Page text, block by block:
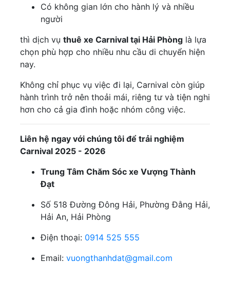
Có không gian lớn cho hành lý và nhiều
người
thì dịch vụ thuê xe Carnival tại Hải Phòng là lựa
chọn phù hợp cho nhiều nhu cầu di chuyển hiện
nay.
Không chỉ phục vụ việc đi lại, Carnival còn giúp
hành trình trở nên thoải mái, riêng tư và tiện nghi
hơn cho cả gia đình hoặc nhóm công việc.
Liên hệ ngay với chúng tôi để trải nghiệm
Carnival 2025 - 2026
Trung Tâm Chăm Sóc xe Vượng Thành
Đạt
Số 518 Đường Đông Hải, Phường Đằng Hải,
Hải An, Hải Phòng
Điện thoại: 0914 525 555
Email: vuongthanhdat@gmail.com